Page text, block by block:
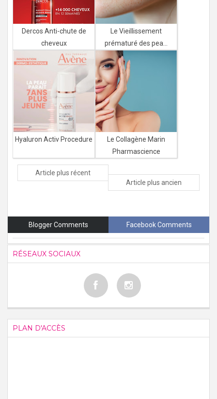
Dercos Anti-chute de
cheveux
Le Vieillissement
prématuré des pea...
Hyaluron Activ Procedure
Le Collagène Marin
Pharmascience
Article plus récent
Article plus ancien
Blogger Comments Facebook Comments
RÉSEAUX SOCIAUX
PLAN D'ACCÈS